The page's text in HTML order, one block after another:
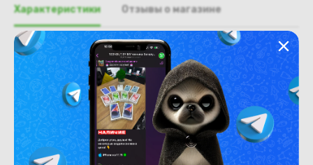
Характеристики Отзывы о магазине
Общая информация
Производитель
Asus
Тип товара
Петли
Состояние
Состояние удовлетворительное